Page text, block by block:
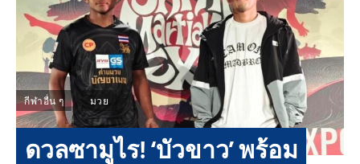
กีฬาอื่น ๆ มวย
ดวลซามูไร! ‘บัวขาว’ พร้อม